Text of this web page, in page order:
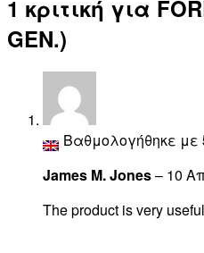
1 κριτική για
GEN.)
Βαθμολογήθηκε με
James M. Jones– 10
The product is very